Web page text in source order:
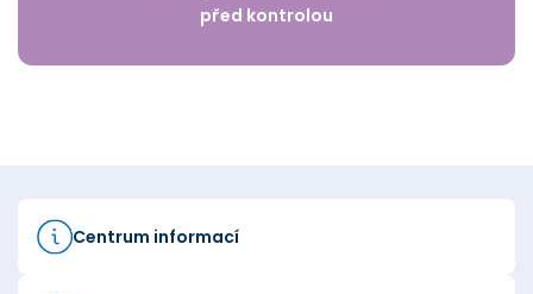
před kontrolou
Centrum informací